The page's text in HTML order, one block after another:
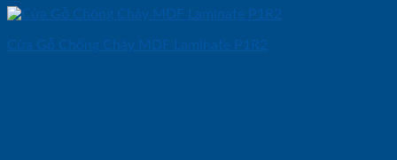
Cửa Gỗ Chống Cháy MDF Laminate P1R2